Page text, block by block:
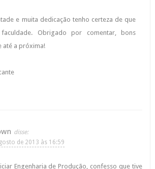
e muita dedicação tenho certeza de que
Obrigado por comentar, bons
até a próxima!
de 2013 às 16:59
Engenharia de Produção, confesso que tive